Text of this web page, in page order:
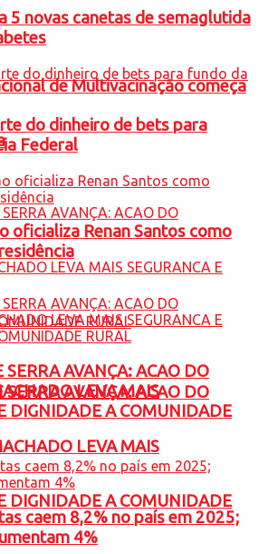
de Multivacinação começa
AVANÇA: ACAO DO
LEVA MAIS
DIGNIDADE A COMUNIDADE
5 novas canetas de semaglutida
do dinheiro de bets para
Federal
oficializa Renan Santos como
SERRA AVANÇA: ACAO DO
LEVA MAIS
DIGNIDADE A COMUNIDADE
caem 8,2% no país em 2025;
4%